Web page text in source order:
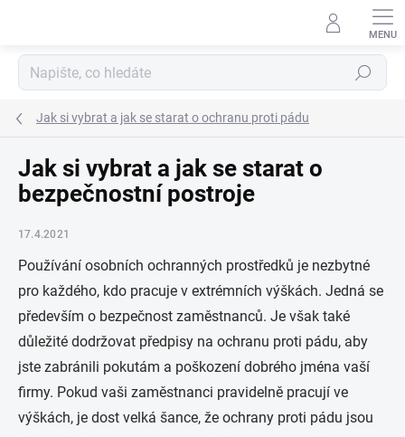
Hledat
Jak si vybrat a jak se starat o ochranu proti pádu
Jak si vybrat a jak se starat o
bezpečnostní postroje
17.4.2021
Používání osobních ochranných prostředků je nezbytné
pro každého, kdo pracuje v extrémních výškách. Jedná se
především o bezpečnost zaměstnanců. Je však také
důležité dodržovat předpisy na ochranu proti pádu, aby
jste zabránili pokutám a poškození dobrého jména vaší
firmy. Pokud vaši zaměstnanci pravidelně pracují ve
výškách, je dost velká šance, že ochrany proti pádu jsou